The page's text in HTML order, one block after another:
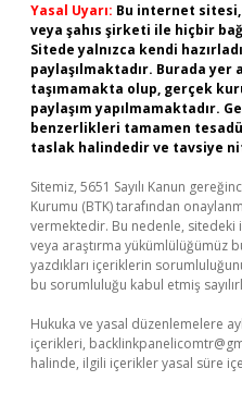
Yasal Uyarı: Bu internet
veya şahıs şirketi ile hiçbir
Sitede yalnızca kendi
paylaşılmaktadır. Burada
taşımamakta olup, gerçek
paylaşım yapılmamaktadır.
benzerlikleri tamamen
taslak halindedir ve tavsiye
Sitemiz, 5651 Sayılı Kanun
Kurumu (BTK) tarafından
vermektedir. Bu nedenle,
veya araştırma yükümlülüğümüz
yazdıkları içeriklerin
bu sorumluluğu kabul etmiş
Hukuka ve yasal düzenlemelere
içerikleri,
halinde, ilgili içerikler yasal süre